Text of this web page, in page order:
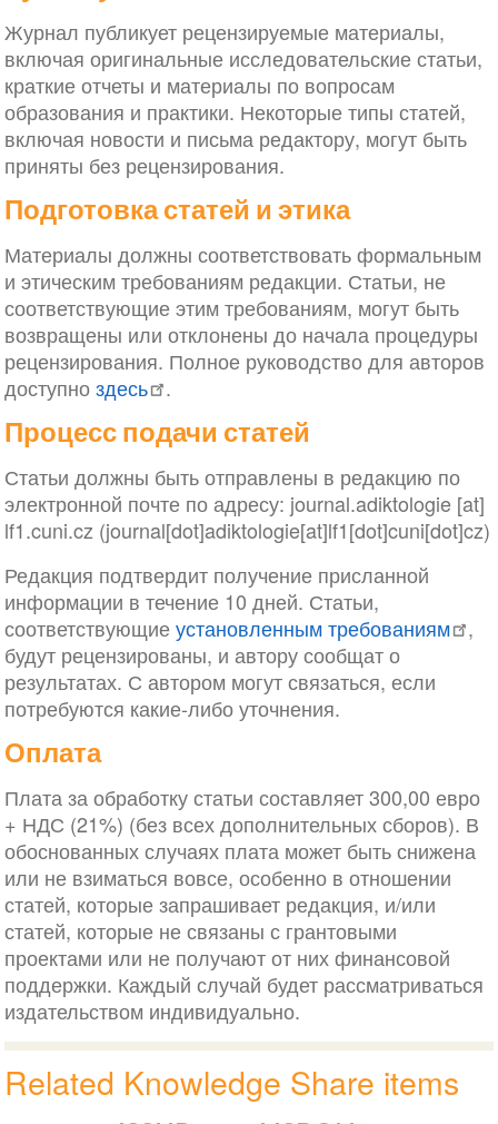
Журнал публикует рецензируемые материалы,
включая оригинальные исследовательские статьи,
краткие отчеты и материалы по вопросам
образования и практики. Некоторые типы статей,
включая новости и письма редактору, могут быть
приняты без рецензирования.
Подготовка статей и этика
Материалы должны соответствовать формальным
и этическим требованиям редакции. Статьи, не
соответствующие этим требованиям, могут быть
возвращены или отклонены до начала процедуры
рецензирования. Полное руководство для авторов
доступноздесь .
Процесс подачи статей
Статьи должны быть отправлены в редакцию по
электронной почте по адресу: journal.adiktologie[at]
lf1.cuni.cz (journal[dot]adiktologie[at]lf1[dot]cuni[dot]cz)
Редакция подтвердит получение присланной
информации в течение 10 дней. Статьи,
соответствующиеустановленным требованиям
,
будут рецензированы, и автору сообщат о
результатах. С автором могут связаться, если
потребуются какие-либо уточнения.
Оплата
Плата за обработку статьи составляет 300,00 евро
+ НДС (21%) (без всех дополнительных сборов). В
обоснованных случаях плата может быть снижена
или не взиматься вовсе, особенно в отношении
статей, которые запрашивает редакция, и/или
статей, которые не связаны с грантовыми
проектами или не получают от них финансовой
поддержки. Каждый случай будет рассматриваться
издательством индивидуально.
Related Knowledge Share items